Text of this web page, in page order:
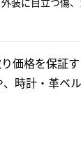
価格を保証
時計・革ベ